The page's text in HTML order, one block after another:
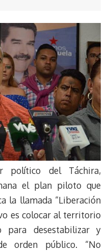
político del Táchira,
el plan piloto que
la llamada “Liberación
es colocar al territorio
para desestabilizar y
orden público. “No